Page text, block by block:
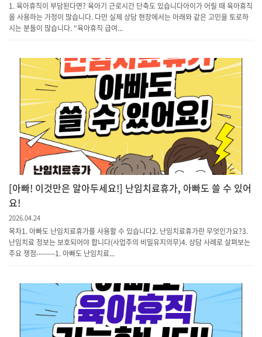
1. 육아휴직이 부담된다면? 육아기 근로시간 단축도 있습니다아이가 어릴 때 육아휴직
을 사용하는 가정이 많습니다. 다만 실제 상담 현장에서는 아래와 같은 고민을 토로하
시는 분들이 많습니다. “육아휴직 급여...
[아빠! 이것만은 알아두세요!] 난임치료휴가, 아빠도 쓸 수 있어
요!
2026.04.24
목차1. 아빠도 난임치료휴가를 사용할 수 있습니다2. 난임치료휴가란 무엇인가요?3.
난임치료 정보는 보호되어야 합니다(사업주의 비밀유지의무)4. 상담 사례로 살펴보는
주요 쟁점--------1. 아빠도 난임치료...